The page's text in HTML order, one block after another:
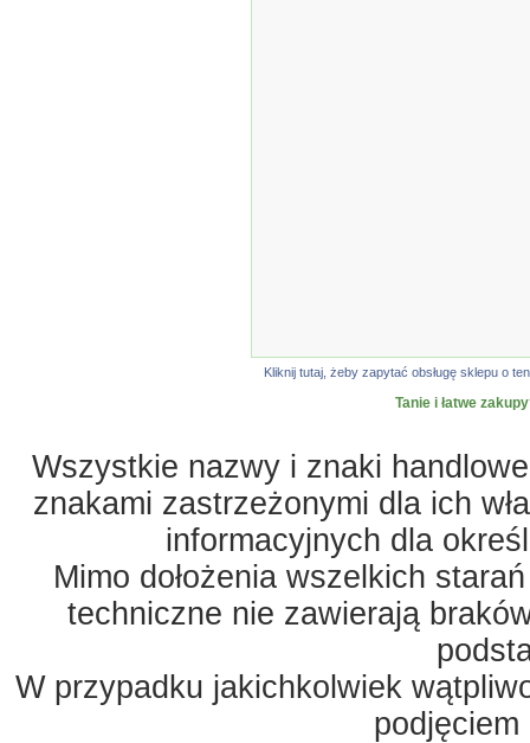
Kliknij tutaj, żeby zapytać obsługę sklepu o
Tanie i łatwe
Wszystkie nazwy i znaki
znakami zastrzeżonymi dla ich
informacyjnych dla
Mimo dołożenia wszelkich
techniczne nie zawierają
W przypadku jakichkolwiek